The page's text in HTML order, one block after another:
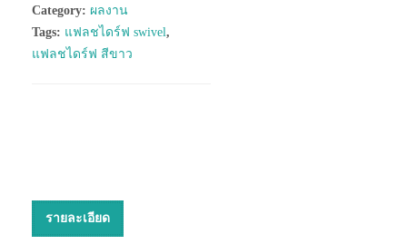
Category: ผลงาน
Tags: แฟลชไดร์ฟ swivel,
แฟลชไดร์ฟ สีขาว
รายละเอียด